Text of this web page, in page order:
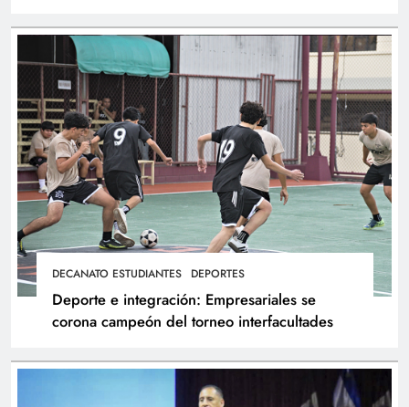
DECANATO ESTUDIANTES DEPORTES
Deporte e integración: Empresariales se
corona campeón del torneo interfacultades